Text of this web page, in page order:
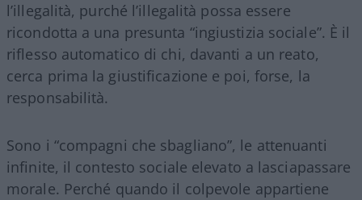
l’illegalità, purché l’illegalità possa essere
ricondotta a una presunta “ingiustizia sociale”. È il
riflesso automatico di chi, davanti a un reato,
cerca prima la giustificazione e poi, forse, la
responsabilità.
Sono i “compagni che sbagliano”, le attenuanti
infinite, il contesto sociale elevato a lasciapassare
morale. Perché quando il colpevole appartiene